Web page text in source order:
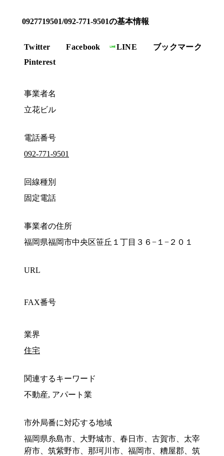
0927719501/092-771-9501の基本情報
Twitter Facebook LINE
ブックマーク
Pinterest
事業者名
立花ビル
電話番号
092-771-9501
回線種別
固定電話
事業者の住所
福岡県福岡市中央区笹丘１丁目３６−１−２０１
URL
FAX番号
業界
住宅
関連するキーワード
不動産, アパート業
市外局番に対応する地域
福岡県糸島市、大野城市、春日市、古賀市、太宰
府市、筑紫野市、那珂川市、福岡市、糟屋郡、筑